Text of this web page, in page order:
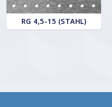
RG 4,5-15 (STAHL)